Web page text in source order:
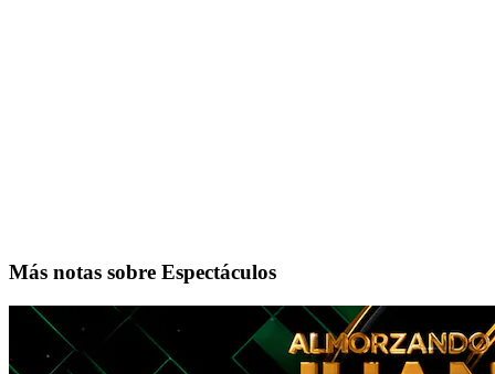
Más notas sobre Espectáculos